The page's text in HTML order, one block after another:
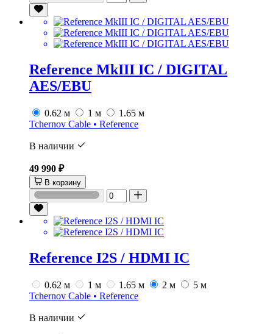
Reference MkIII IC / DIGITAL
AES/EBU
0.62 м 1 м
1.65 м
Tchernov Cable • Reference
В наличии
49 990 ₽
В корзину
Reference I2S / HDMI IC
0.62 м 1 м 1.65 м 2 м
5 м
Tchernov Cable • Reference
В наличии